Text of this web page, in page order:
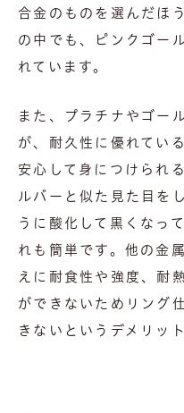
合金のものを選んだほ
の中でも、ピンクゴー
れています。
また、プラチナやゴー
が、耐久性に優れてい
安心して身につけられ
ルバーと似た見た目を
うに酸化して黒くなっ
れも簡単です。他の金
えに耐食性や強度、耐
ができないためリング
きないというデメリッ